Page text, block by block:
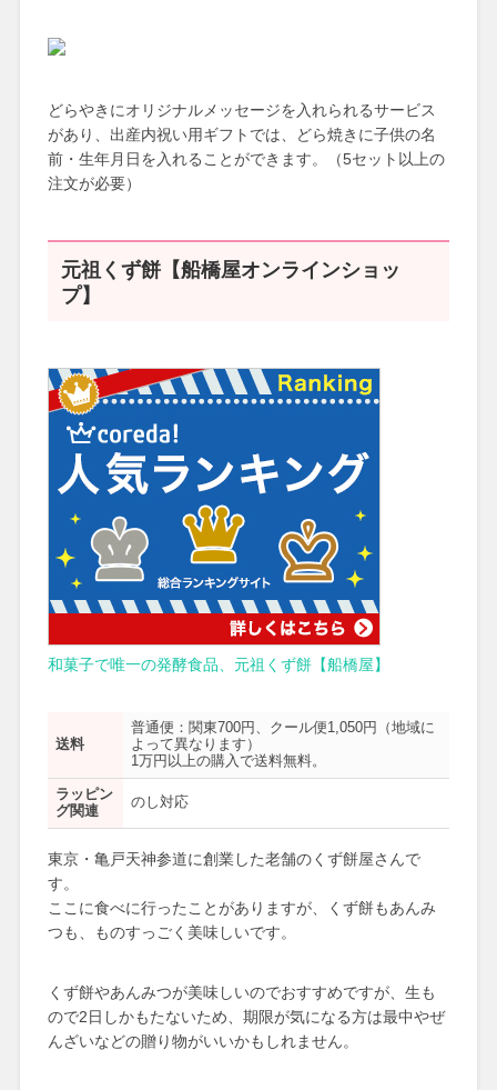
どらやきにオリジナルメッセージを入れられるサービス
があり、出産内祝い用ギフトでは、どら焼きに子供の名
前・生年月日を入れることができます。（5セット以上の
注文が必要）
元祖くず餅【船橋屋オンラインショッ
プ】
和菓子で唯一の発酵食品、元祖くず餅【船橋屋】
送料
普通便：関東700円、クール便1,050円（地域に
よって異なります）
1万円以上の購入で送料無料。
ラッピン
グ関連
のし対応
東京・亀戸天神参道に創業した老舗のくず餅屋さんで
す。
ここに食べに行ったことがありますが、くず餅もあんみ
つも、ものすっごく美味しいです。
くず餅やあんみつが美味しいのでおすすめですが、生も
ので2日しかもたないため、期限が気になる方は最中やぜ
んざいなどの贈り物がいいかもしれません。